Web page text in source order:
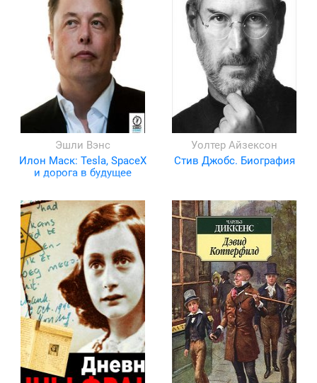
Эшли Вэнс
Илон Маск: Tesla, SpaceX
и дорога в будущее
Уолтер Айзексон
Стив Джобс. Биография